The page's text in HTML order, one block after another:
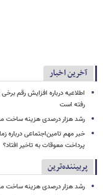
آخرین اخبار
اطلاعیه درباره افزایش رقم
رفته است
رشد هزار درصدی هزینه
خبر مهم تامین‌اجتماعی درباره
پرداخت معوقات به تاخیر افتاد؟
پربیننده‌ترین
رشد هزار درصدی هزینه